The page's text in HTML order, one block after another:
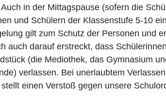
in der Mittagspause (sofern die
und Schülern der Klassenstufe 5-10
gilt zum Schutz der Personen und
auch darauf erstreckt, dass
(die Mediothek, das Gymnasium
verlassen. Bei unerlaubtem
einen Verstoß gegen unsere